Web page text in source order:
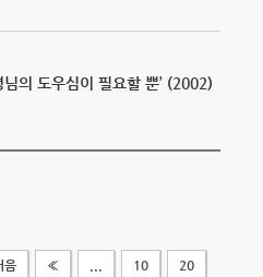
의 도우심이 필요할 뿐’ (2002)
음 « 10 20